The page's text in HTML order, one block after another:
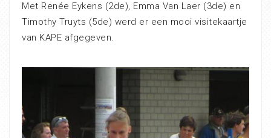
Met Renée Eykens (2de), Emma Van Laer (3de) en
Timothy Truyts (5de) werd er een mooi visitekaartje
van KAPE afgegeven.